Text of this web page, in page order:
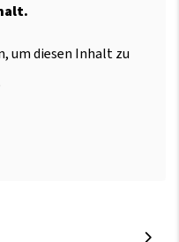
um diesen Inhalt zu